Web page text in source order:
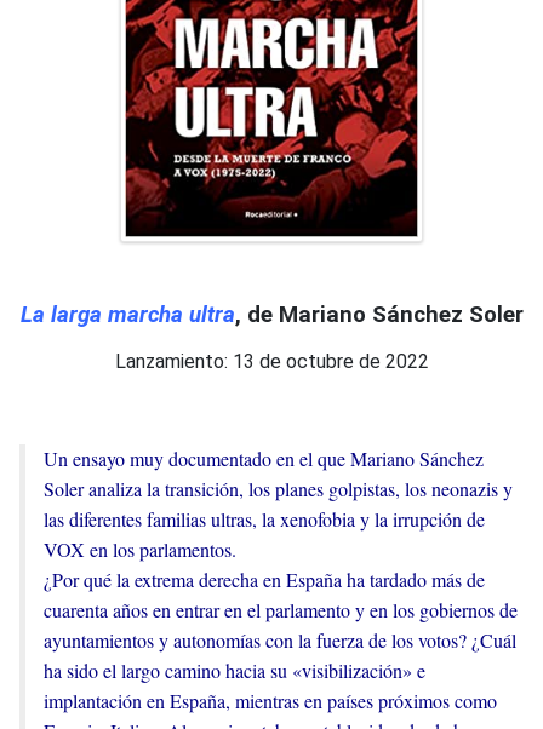
La larga marcha ultra, de Mariano Sánchez Soler
Lanzamiento: 13 de octubre de 2022
Un ensayo muy documentado en el que Mariano Sánchez
Soler analiza la transición, los planes golpistas, los neonazis y
las diferentes familias ultras, la xenofobia y la irrupción de
VOX en los parlamentos.
¿Por qué la extrema derecha en España ha tardado más de
cuarenta años en entrar en el parlamento y en los gobiernos de
ayuntamientos y autonomías con la fuerza de los votos? ¿Cuál
ha sido el largo camino hacia su «visibilización» e
implantación en España, mientras en países próximos como